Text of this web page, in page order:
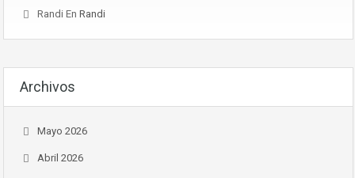
Randi En Randi
Archivos
Mayo 2026
Abril 2026